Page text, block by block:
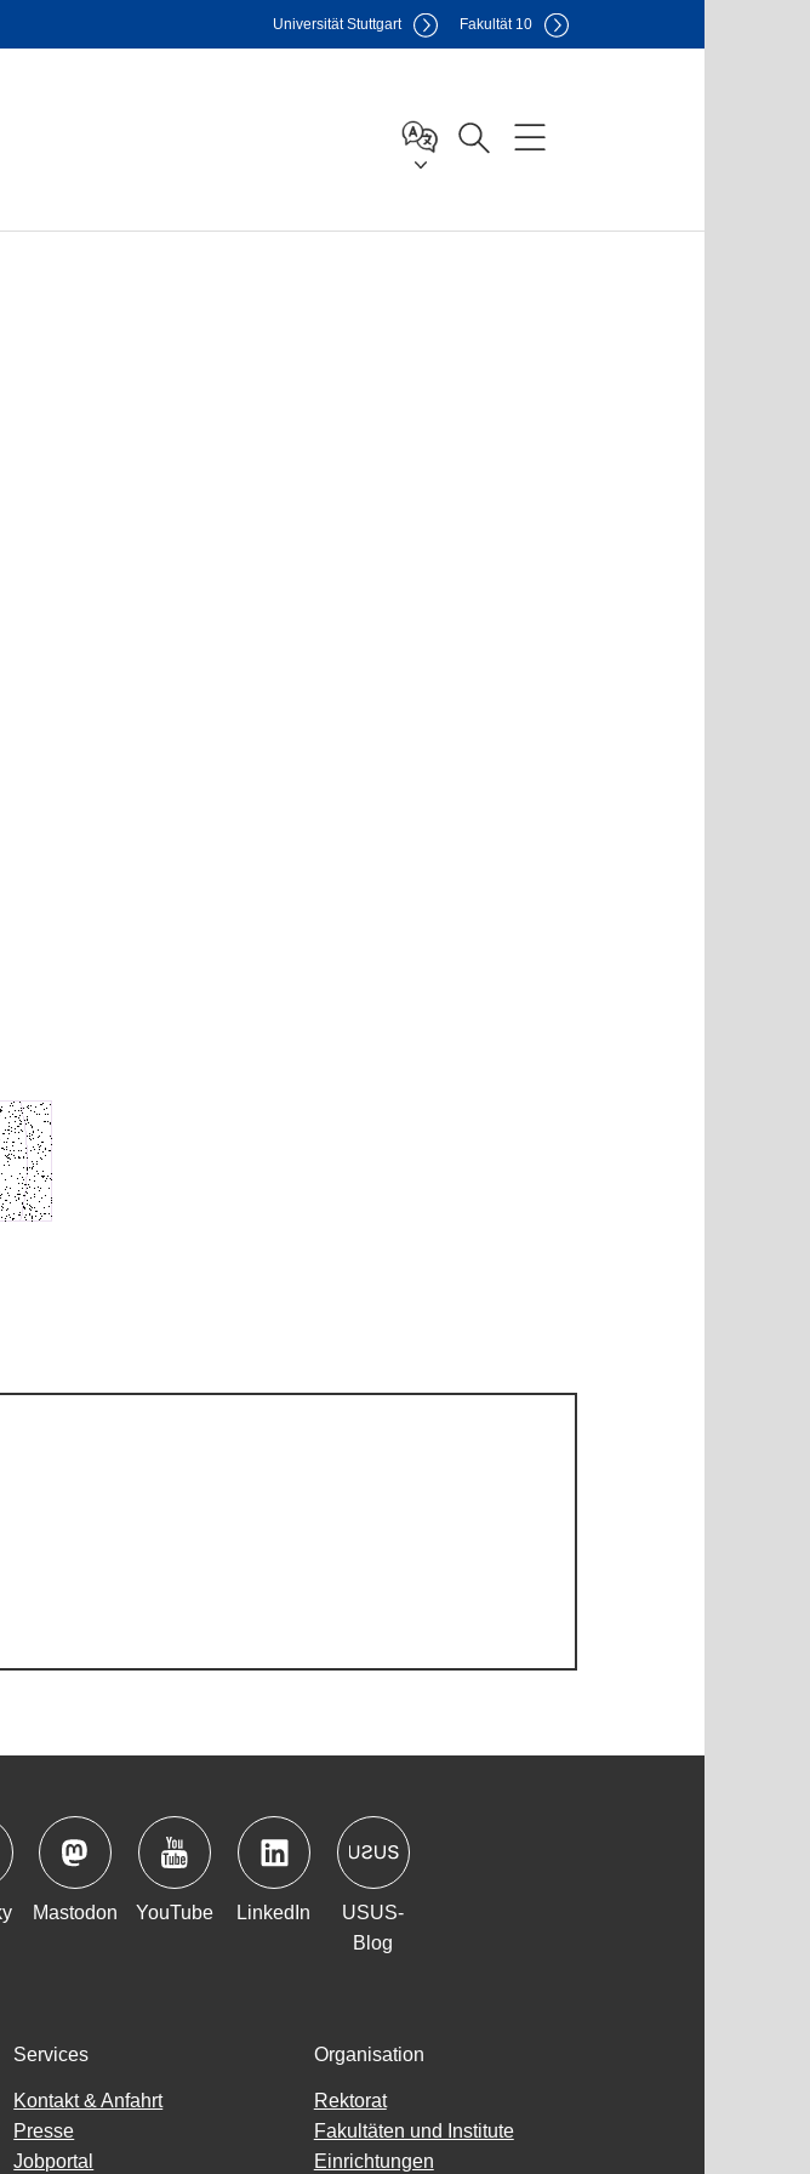
Universität Stuttgart Fakultät 10
Mastodon YouTube LinkedIn
USUS-
Blog
Services
Kontakt & Anfahrt
Presse
Jobportal
Organisation
Rektorat
Fakultäten und Institute
Einrichtungen